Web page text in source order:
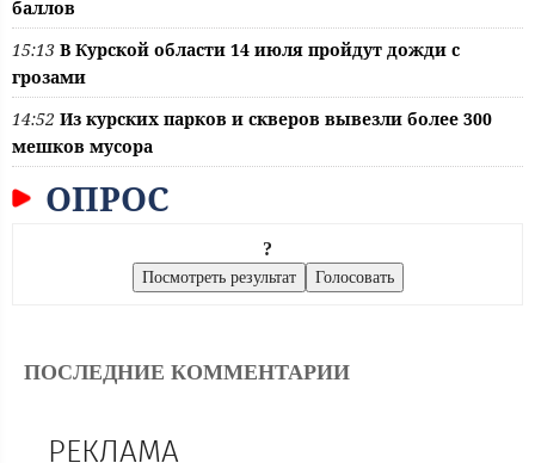
баллов
15:13 В Курской области 14 июля пройдут дожди с
грозами
14:52 Из курских парков и скверов вывезли более 300
мешков мусора
ОПРОС
?
ПОСЛЕДНИЕ КОММЕНТАРИИ
РЕКЛАМА